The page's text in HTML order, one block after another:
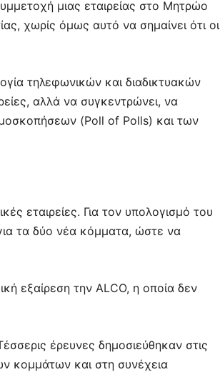
μιας εταιρείας στο Μητρώο
χωρίς όμως αυτό να σημαίνει ότι οι
τηλεφωνικών και διαδικτυακών
αλλά να συγκεντρώνει, να
(Poll of Polls) και των
εταιρείες. Για τον υπολογισμό του
τα δύο νέα κόμματα, ώστε να
εξαίρεση την ALCO, η οποία δεν
έρευνες δημοσιεύθηκαν στις
κομμάτων και στη συνέχεια